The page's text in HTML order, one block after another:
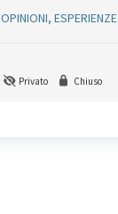
ESPERIENZE
Privato Chiuso